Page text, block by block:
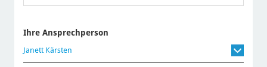
Ihre Ansprechperson
Janett Kärsten